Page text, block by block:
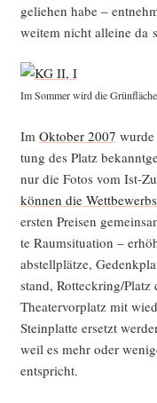
ge­lie­hen habe –
wei­tem nicht allei­ne da
Im Som­mer wird die
Im Okto­ber 2007
tung des Platz
nur die Fotos vom Ist-
kön­nen die
ers­ten Prei­sen
te Raum­si­tua­ti­on –
ab­stell­plät­ze,
stand, Rotteckring/Platz
Thea­ter­vor­platz mit
Stein­plat­te ersetzt
weil es mehr oder
entspricht.